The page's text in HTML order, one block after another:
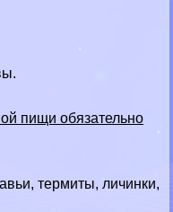
пищи обязательно
, термиты, личинки,